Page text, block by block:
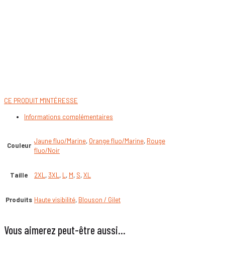
CE PRODUIT M'INTÉRESSE
Informations complémentaires
Couleur
Jaune fluo/Marine, Orange fluo/Marine, Rouge
fluo/Noir
Taille 2XL ,3XL , L , M, S,XL
Produits Haute visibilité, Blouson / Gilet
Vous aimerez peut-être aussi…